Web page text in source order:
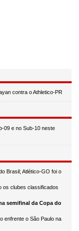
contra o Athletico-PR
09 e no Sub-10 neste
Brasil; Atlético-GO foi o
os clubes classificados
semifinal da Copa do
enfrente o São Paulo na